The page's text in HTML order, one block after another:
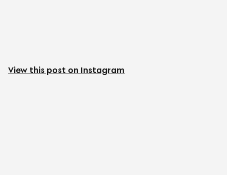
View this post on Instagram